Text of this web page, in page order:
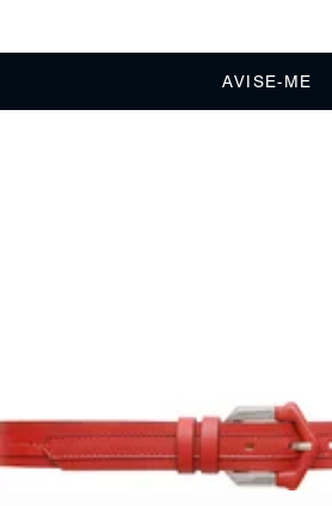
AVISE-ME
Referência:S4601600130004
DEVOLUÇÃO DO PRODUTO